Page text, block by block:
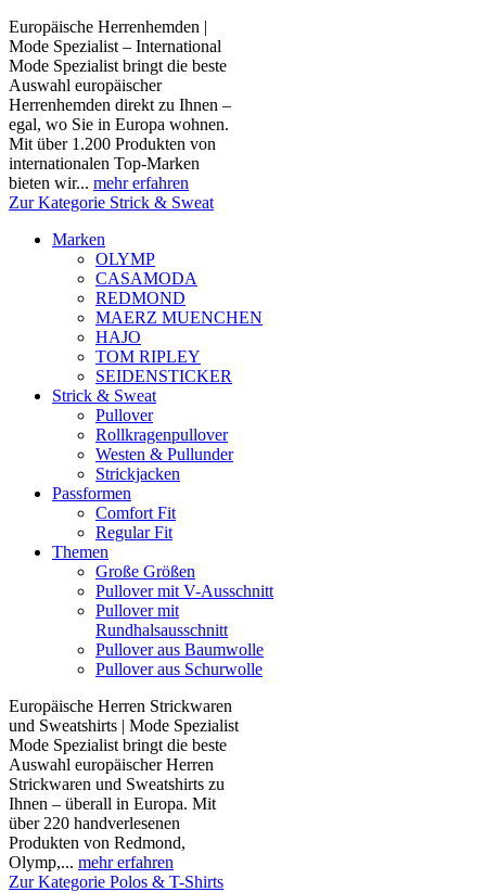
Europäische Herrenhemden |
Mode Spezialist – International
Mode Spezialist bringt die beste
Auswahl europäischer
Herrenhemden direkt zu Ihnen –
egal, wo Sie in Europa wohnen.
Mit über 1.200 Produkten von
internationalen Top-Marken
bieten wir... mehr erfahren
Zur Kategorie Strick & Sweat
Marken
OLYMP
CASAMODA
REDMOND
MAERZ MUENCHEN
HAJO
TOM RIPLEY
SEIDENSTICKER
Strick & Sweat
Pullover
Rollkragenpullover
Westen & Pullunder
Strickjacken
Passformen
Comfort Fit
Regular Fit
Themen
Große Größen
Pullover mit V-Ausschnitt
Pullover mit
Rundhalsausschnitt
Pullover aus Baumwolle
Pullover aus Schurwolle
Europäische Herren Strickwaren
und Sweatshirts | Mode Spezialist
Mode Spezialist bringt die beste
Auswahl europäischer Herren
Strickwaren und Sweatshirts zu
Ihnen – überall in Europa. Mit
über 220 handverlesenen
Produkten von Redmond,
Olymp,... mehr erfahren
Zur Kategorie Polos & T-Shirts